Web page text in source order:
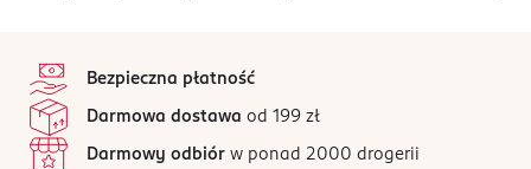
Bezpieczna płatność
Darmowa dostawa od 199 zł
Darmowy odbiór w ponad 2000 drogerii